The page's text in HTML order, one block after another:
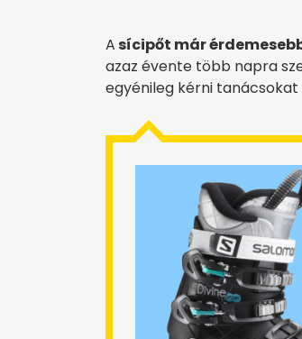
A sícipőt már
azaz évente több napra
egyénileg kérni